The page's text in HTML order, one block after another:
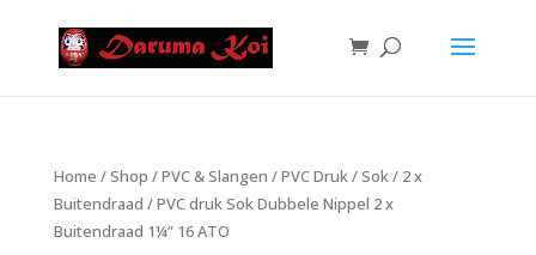
Home /Shop /PVC & Slangen /PVC Druk/Sok/ 2 x
Buitendraad / PVC druk Sok Dubbele Nippel 2 x
Buitendraad 1¼” 16 ATO